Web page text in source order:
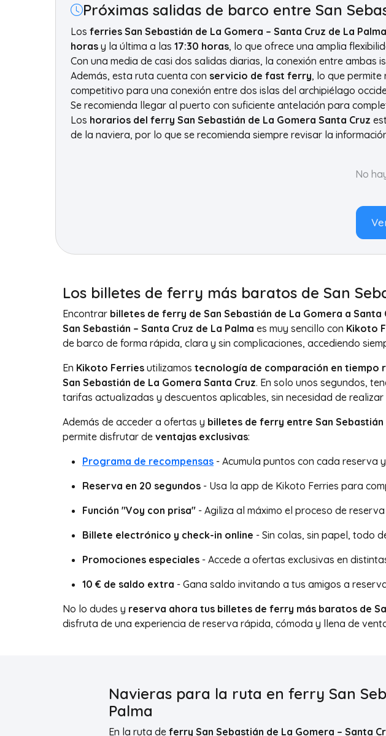
Próximas salidas de barco entre San
Los ferries San Sebastián de La Gomera – Santa Cruz de La Palma
horas y la última a las 17:30 horas, lo que ofrece una amplia
Con una media de casi dos salidas diarias, la conexión entre
Además, esta ruta cuenta con servicio de fast ferry, lo que
competitivo para una conexión entre dos islas del archipiélago
Se recomienda llegar al puerto con suficiente antelación para
Los horarios del ferry San Sebastián de La Gomera Santa Cruz
de la naviera, por lo que se recomienda siempre revisar la
No
Los billetes de ferry más baratos de San
Encontrar billetes de ferry de San Sebastián de La Gomera a Santa
San Sebastián – Santa Cruz de La Palma es muy sencillo con Kikoto
de barco de forma rápida, clara y sin complicaciones, accediendo
En Kikoto Ferries utilizamos tecnología de comparación en tiempo
San Sebastián de La Gomera Santa Cruz. En solo unos segundos,
tarifas actualizadas y descuentos aplicables, sin necesidad de
Además de acceder a ofertas y billetes de ferry entre San
permite disfrutar de ventajas exclusivas:
Programa de recompensas - Acumula puntos con cada reserva
Reserva en 20 segundos - Usa la app de Kikoto Ferries para
Función "Voy con prisa" - Agiliza al máximo el proceso de
Billete electrónico y check-in online - Sin colas, sin papel, todo
Promociones especiales - Accede a ofertas exclusivas en
10 € de saldo extra - Gana saldo invitando a tus amigos a
No lo dudes y reserva ahora tus billetes de ferry más baratos de
disfruta de una experiencia de reserva rápida, cómoda y llena de
Navieras para la ruta en ferry San
Palma
En la ruta de ferry San Sebastián de La Gomera – Santa